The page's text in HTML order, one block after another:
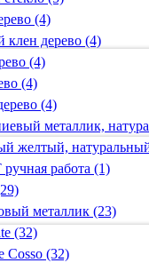
(4)
клен дерево (4)
(4)
(4)
(4)
металлик,
желтый,
работа (1)
металлик (23)
(32)
Cosso (32)